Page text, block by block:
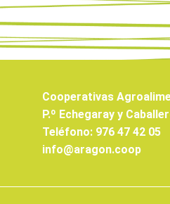
Cooperativas
P.º Echegaray y
Teléfono: 976 47 42 05
info@aragon.coop